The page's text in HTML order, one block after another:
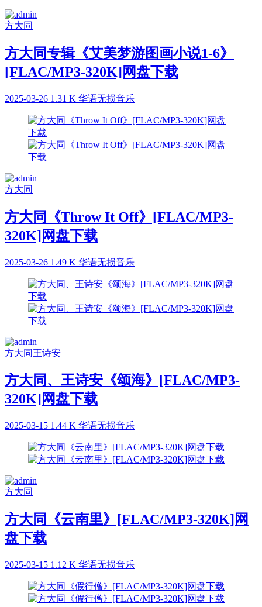
方大同
方大同专辑《艾美梦游图画小说1-6》
[FLAC/MP3-320K]网盘下载
2025-03-26 1.31 K 华语无损音乐
方大同
方大同《Throw It Off》[FLAC/MP3-
320K]网盘下载
2025-03-26 1.49 K 华语无损音乐
方大同 王诗安
方大同、王诗安《颂海》[FLAC/MP3-
320K]网盘下载
2025-03-15 1.44 K 华语无损音乐
方大同
方大同《云南里》[FLAC/MP3-320K]网
盘下载
2025-03-15 1.12 K 华语无损音乐